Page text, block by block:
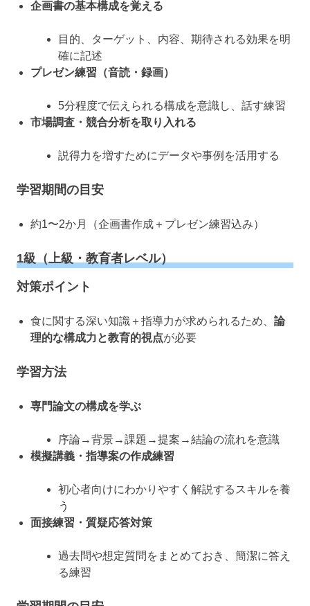
企画書の基本構成を覚える
目的、ターゲット、内容、期待される効果を明
確に記述
プレゼン練習（音読・録画）
5分程度で伝えられる構成を意識し、話す練習
市場調査・競合分析を取り入れる
説得力を増すためにデータや事例を活用する
学習期間の目安
約1〜2か月（企画書作成＋プレゼン練習込み）
1級（上級・教育者レベル）
対策ポイント
食に関する深い知識＋指導力が求められるため、 論
理的な構成力と教育的視点が必要
学習方法
専門論文の構成を学ぶ
序論→背景→課題→提案→結論の流れを意識
模擬講義・指導案の作成練習
初心者向けにわかりやすく解説するスキルを養
う
面接練習・質疑応答対策
過去問や想定質問をまとめておき、簡潔に答え
る練習